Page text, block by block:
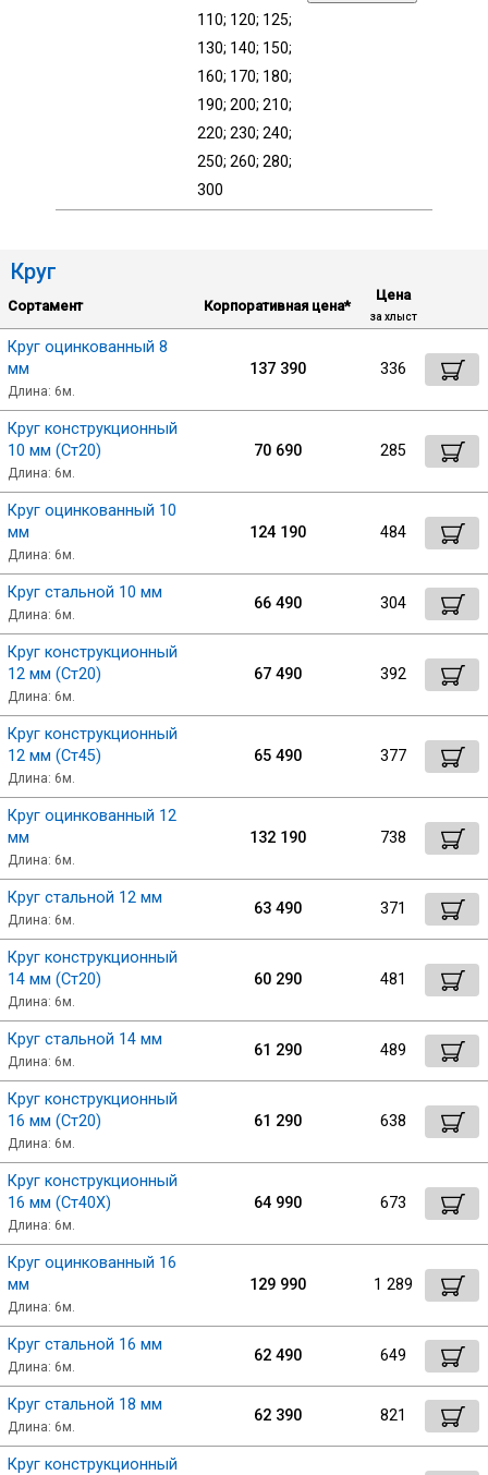
110; 120; 125;
130; 140; 150;
160; 170; 180;
190; 200; 210;
220; 230; 240;
250; 260; 280;
300
Круг
Сортамент Корпоративная цена*
Цена
за хлыст
Круг оцинкованный 8
мм
Длина: 6м.
137 390 336
Круг конструкционный
10 мм (Ст20)
Длина: 6м.
70 690 285
Круг оцинкованный 10
мм
Длина: 6м.
124 190 484
Круг стальной 10 мм
Длина: 6м.
66 490 304
Круг конструкционный
12 мм (Ст20)
Длина: 6м.
67 490 392
Круг конструкционный
12 мм (Ст45)
Длина: 6м.
65 490 377
Круг оцинкованный 12
мм
Длина: 6м.
132 190 738
Круг стальной 12 мм
Длина: 6м.
63 490 371
Круг конструкционный
14 мм (Ст20)
Длина: 6м.
60 290 481
Круг стальной 14 мм
Длина: 6м.
61 290 489
Круг конструкционный
16 мм (Ст20)
Длина: 6м.
61 290 638
Круг конструкционный
16 мм (Ст40Х)
Длина: 6м.
64 990 673
Круг оцинкованный 16
мм
Длина: 6м.
129 990 1 289
Круг стальной 16 мм
Длина: 6м.
62 490 649
Круг стальной 18 мм
Длина: 6м.
62 390 821
Круг конструкционный